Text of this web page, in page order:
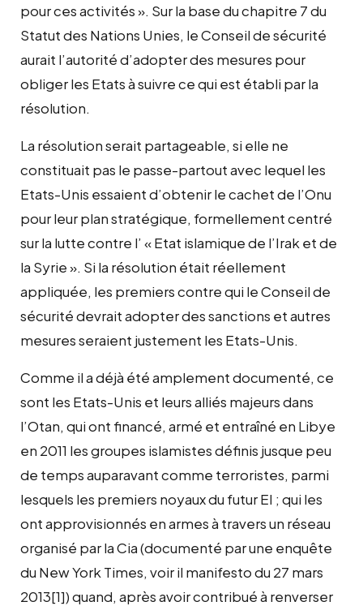
pour ces activités ». Sur la base du chapitre 7 du
Statut des Nations Unies, le Conseil de sécurité
aurait l’autorité d’adopter des mesures pour
obliger les Etats à suivre ce qui est établi par la
résolution.
La résolution serait partageable, si elle ne
constituait pas le passe-partout avec lequel les
Etats-Unis essaient d’obtenir le cachet de l’Onu
pour leur plan stratégique, formellement centré
sur la lutte contre l’ « Etat islamique de l’Irak et de
la Syrie ». Si la résolution était réellement
appliquée, les premiers contre qui le Conseil de
sécurité devrait adopter des sanctions et autres
mesures seraient justement les Etats-Unis.
Comme il a déjà été amplement documenté, ce
sont les Etats-Unis et leurs alliés majeurs dans
l’Otan, qui ont financé, armé et entraîné en Libye
en 2011 les groupes islamistes définis jusque peu
de temps auparavant comme terroristes, parmi
lesquels les premiers noyaux du futur EI ; qui les
ont approvisionnés en armes à travers un réseau
organisé par la Cia (documenté par une enquête
du New York Times, voir il manifesto du 27 mars
2013[1]) quand, après avoir contribué à renverser